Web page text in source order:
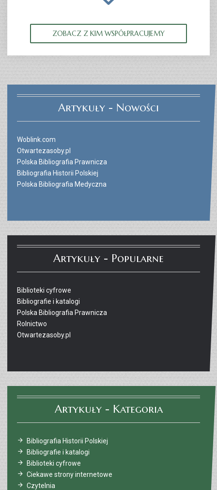
ZOBACZ Z KIM WSPÓŁPRACUJEMY
Artykuły - Nowości
Woblink.com
Otwartezasoby.pl
Polska Bibliografia Prawnicza
Bibliografia Historii Polskiej
Polska Bibliografia Medyczna
Artykuły - Popularne
Biblioteki cyfrowe
Bibliografie i katalogi
Polska Bibliografia Prawnicza
Rolnictwo
Otwartezasoby.pl
Artykuły - Kategoria
Bibliografia Historii Polskiej
Bibliografie i katalogi
Biblioteki cyfrowe
Ciekawe strony internetowe
Czytelnia